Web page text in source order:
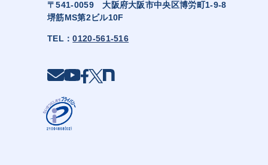
〒541-0059 大阪府大阪市中央区博労町1-9-8
堺筋MS第2ビル10F
TEL：0120-561-516